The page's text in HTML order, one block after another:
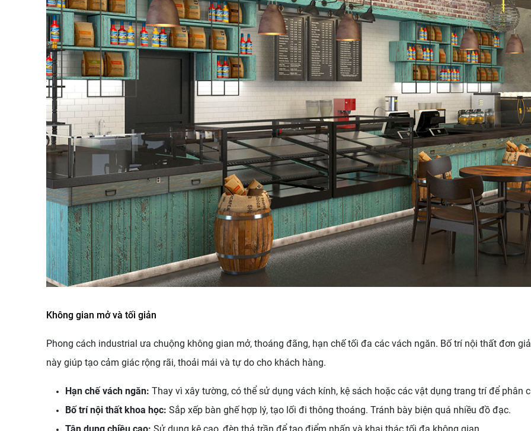
Không gian mở và tối giản
Phong cách industrial ưa chuộng không gian mở, thoáng đãng, hạn chế tối đa các vách ngăn. Bố trí nội thất đơn
này giúp tạo cảm giác rộng rãi, thoải mái và tự do cho khách hàng.
Hạn chế vách ngăn: Thay vì xây tường, có thể sử dụng vách kính, kệ sách hoặc các vật dụng trang trí để phân
Bố trí nội thất khoa học: Sắp xếp bàn ghế hợp lý, tạo lối đi thông thoáng. Tránh bày biện quá nhiều đồ đạc.
Tận dụng chiều cao: Sử dụng kệ cao, đèn thả trần để tạo điểm nhấn và khai thác tối đa không gian.